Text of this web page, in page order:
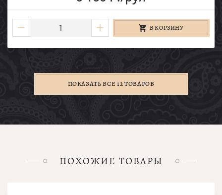
В КОРЗИНУ
ПОКАЗАТЬ ВСЕ 12 ТОВАРОВ
ПОХОЖИЕ ТОВАРЫ